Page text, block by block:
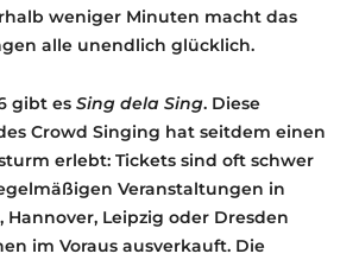
weniger Minuten macht das
alle unendlich glücklich.
gibt es Sing dela Sing. Diese
Crowd Singing hat seitdem einen
erlebt: Tickets sind oft schwer
Veranstaltungen in
Hannover, Leipzig oder Dresden
im Voraus ausverkauft. Die